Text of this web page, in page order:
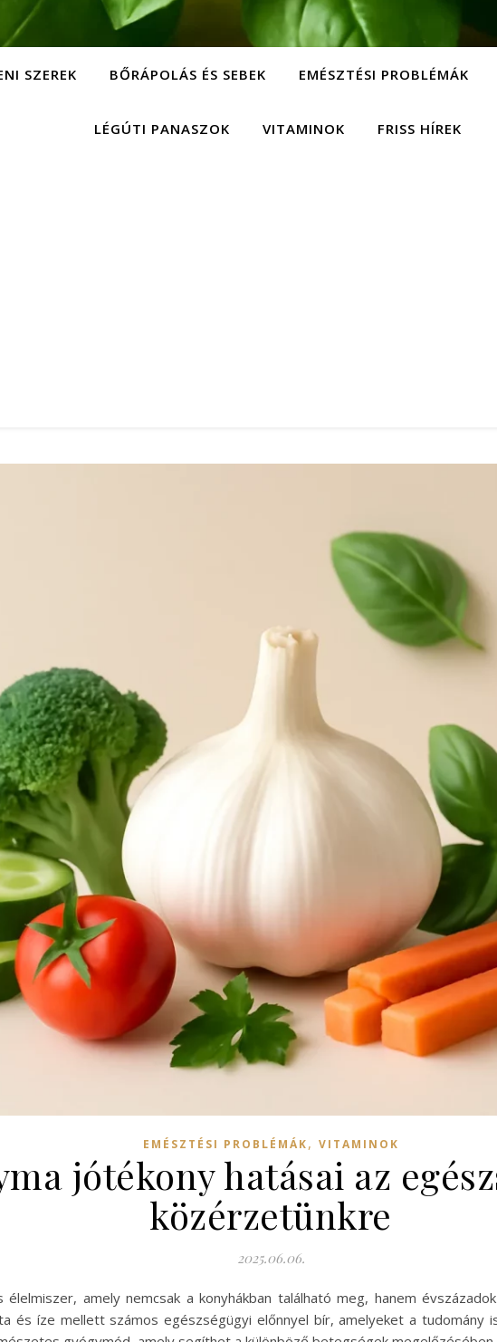
SZEREK BŐRÁPOLÁS ÉS SEBEK EMÉSZTÉSI PROBLÉMÁK
LÉGÚTI PANASZOK VITAMINOK FRISS HÍREK
EMÉSZTÉSI PROBLÉMÁK, VITAMINOK
jótékony hatásai az
közérzetünkre
2025.06.06.
élelmiszer, amely nemcsak a konyhákban található meg, hanem
és íze mellett számos egészségügyi előnnyel bír, amelyeket a tudomány